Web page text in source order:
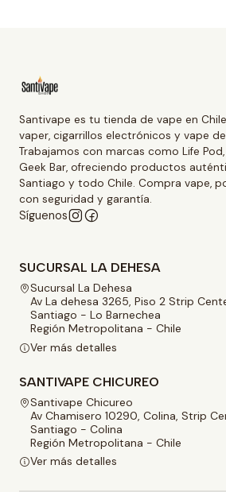
Santivape es tu tienda de vape en
vaper, cigarrillos electrónicos y vape
Trabajamos con marcas como Life Pod,
Geek Bar, ofreciendo productos
Santiago y todo Chile. Compra vape,
con seguridad y garantía.
Síguenos
SUCURSAL LA DEHESA
Sucursal La Dehesa
Av La dehesa 3265, Piso 2 Strip
Santiago - Lo Barnechea
Región Metropolitana - Chile
Ver más detalles
SANTIVAPE CHICUREO
Santivape Chicureo
Av Chamisero 10290, Colina, Strip
Santiago - Colina
Región Metropolitana - Chile
Ver más detalles